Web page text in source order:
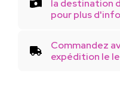
la destination
pour plus
Commandez
expédition le